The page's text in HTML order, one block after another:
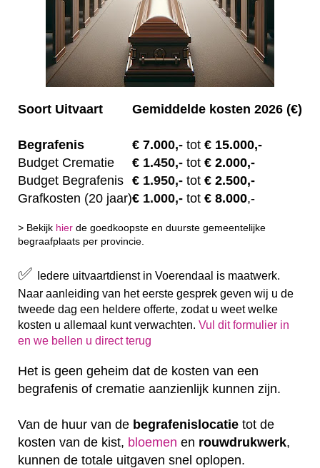
Soort Uitvaart Gemiddelde kosten 2026 (€)
Begrafenis € 7.000,- tot € 15.000,-
Budget Crematie
€ 1.450,- tot € 2.000,-
Budget Begrafenis € 1.950,- tot € 2.500,-
Grafkosten (20 jaar)€ 1.000,- tot € 8.000,-
> Bekijk hier de goedkoopste en duurste gemeentelijke
begraafplaats per provincie.
✅
Iedere uitvaartdienst in Voerendaal is maatwerk.
Naar aanleiding van het eerste gesprek geven wij u de
tweede dag een heldere offerte, zodat u weet welke
kosten u allemaal kunt verwachten. Vul dit formulier in
en we bellen u direct terug
Het is geen geheim dat de kosten van een
begrafenis of crematie aanzienlijk kunnen zijn.
Van de huur van de begrafenislocatie tot de
kosten van de kist, bloemen en rouwdrukwerk,
kunnen de totale uitgaven snel oplopen.